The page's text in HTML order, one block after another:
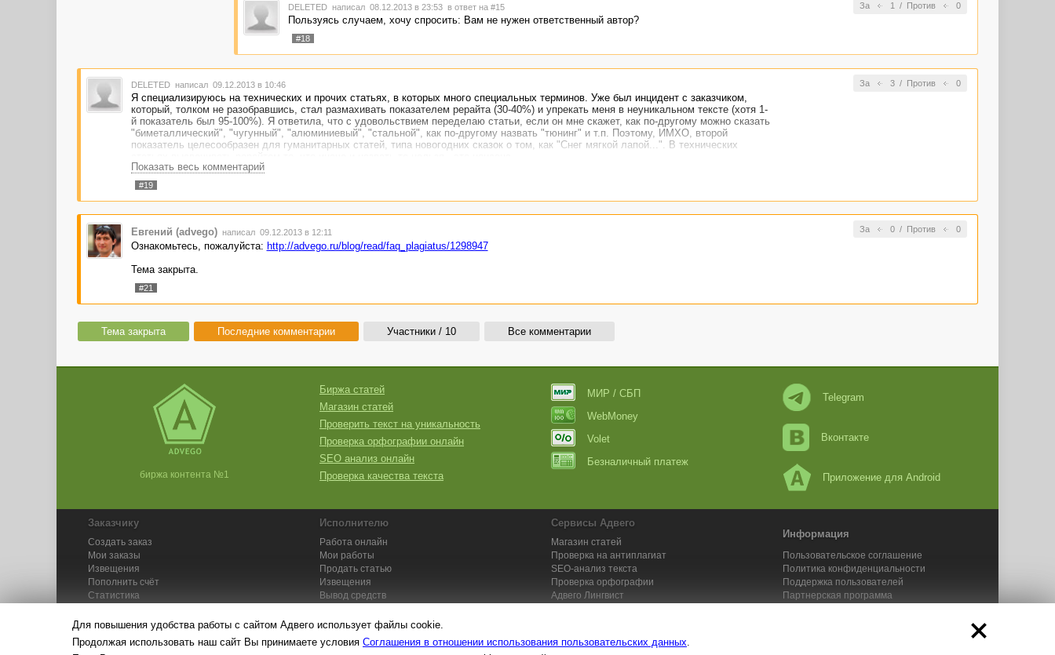
За 1 / Против 0
DELETED написал 08.12.2013 в 23:53 в ответ на #15
Пользуясь случаем, хочу спросить: Вам не нужен ответственный автор?
#18
За 3/ Против 0
DELETED написал 09.12.2013 в 10:46
Я специализируюсь на технических и прочих статьях, в которых много специальных терминов. Уже был инцидент с заказчиком,
который, толком не разобравшись, стал размахивать показателем рерайта (30-40%) и упрекать меня в неуникальном тексте (хотя 1-
й показатель был 95-100%). Я ответила, что с удовольствием переделаю статьи, если он мне скажет, как по-другому можно сказать
"биметаллический", "чугунный", "алюминиевый", "стальной", как по-другому назвать "тюнинг" и т.п. Поэтому, ИМХО, второй
показатель целесообразен для гуманитарных статей, типа новогодних сказок о том, как "Снег мягкой лапой...". В технических
Показать весь комментарий
#19
За 0/ Против 0
Евгений (advego) написал 09.12.2013 в 12:11
Ознакомьтесь, пожалуйста: http://advego.ru/blog/read/faq_plagiatus/1298947
Тема закрыта.
#21
Тема закрыта Последние комментарии Участники / 10 Все комментарии
биржа контента №1
Биржа статей
Магазин статей
Проверить текст на уникальность
Проверка орфографии онлайн
SEO анализ онлайн
Проверка качества текста
МИР / СБП
WebMoney
Volet
Безналичный платеж
Telegram
Вконтакте
Приложение для Android
Заказчику
Создать заказ
Мои заказы
Извещения
Пополнить счёт
Статистика
Исполнителю
Работа онлайн
Мои работы
Продать статью
Извещения
Вывод средств
Сервисы Адвего
Магазин статей
Проверка на антиплагиат
SEO-анализ текста
Проверка орфографии
Адвего Лингвист
Информация
Пользовательское соглашение
Политика конфиденциальности
Поддержка пользователей
Партнерская программа
Для повышения удобства работы с сайтом Адвего использует файлы cookie.
Продолжая использовать наш сайт Вы принимаете условия Соглашения в отношении использования пользовательских данных